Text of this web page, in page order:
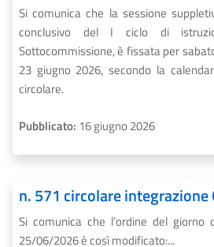
Si comunica che la sessione
conclusivo del I ciclo di
Sottocommissione, è fissata per
23 giugno 2026, secondo la
circolare.
Pubblicato: 16 giugno 2026
Si comunica che l’ordine del giorno
25/06/2026 è così modificato:...